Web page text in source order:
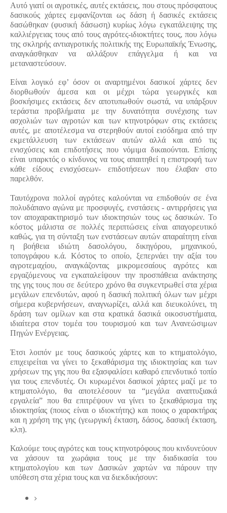
Αυτό γιατί οι αγροτικές, αυτές εκτάσεις, που στους πρόσφατους
δασικούς χάρτες εμφανίζονται ως δάση ή δασικές εκτάσεις
δασώθηκαν (φυσική δάσωση) κυρίως λόγω εγκατάλειψης της
καλλιέργειας τους από τους αγρότες-ιδιοκτήτες τους, που λόγω
της σκληρής αντιαγροτικής πολιτικής της Ευρωπαϊκής Ένωσης,
αναγκάσθηκαν να αλλάξουν επάγγελμα ή και να
μεταναστεύσουν.
Είναι λογικό εφ’ όσον οι αναρτημένοι δασικοί χάρτες δεν
διορθωθούν άμεσα και οι μέχρι τώρα γεωργικές και
βοσκήσιμες εκτάσεις δεν αποτυπωθούν σωστά, να υπάρξουν
τεράστια προβλήματα με την δυνατότητα συνέχισης των
ασχολιών των αγροτών και των κτηνοτρόφων στις εκτάσεις
αυτές, με αποτέλεσμα να στερηθούν αυτοί εισόδημα από την
εκμετάλλευση των εκτάσεων αυτών αλλά και από τις
ενισχύσεις και επιδοτήσεις που νόμιμα δικαιούνται. Επίσης
είναι υπαρκτός ο κίνδυνος να τους απαιτηθεί η επιστροφή των
κάθε είδους ενισχύσεων- επιδοτήσεων που έλαβαν στο
παρελθόν.
Ταυτόχρονα πολλοί αγρότες καλούνται να επιδοθούν σε ένα
πολυδάπανο αγώνα με προσφυγές, ενστάσεις - αντιρρήσεις για
τον αποχαρακτηρισμό των ιδιοκτησιών τους ως δασικών. Το
κόστος μάλιστα σε πολλές περιπτώσεις είναι απαγορευτικό
καθώς, για τη σύνταξη των ενστάσεων αυτών απαραίτητη είναι
η βοήθεια ιδιώτη δασολόγου, δικηγόρου, μηχανικού,
τοπογράφου κ.ά. Κόστος το οποίο, ξεπερνάει την αξία του
αγροτεμαχίου, αναγκάζοντας μικρομεσαίους αγρότες και
εργαζόμενους να εγκαταλείψουν την προσπάθεια ανάκτησης
της γης τους που σε δεύτερο χρόνο θα συγκεντρωθεί στα χέρια
μεγάλων επενδυτών, αφού η δασική πολιτική όλων των μέχρι
σήμερα κυβερνήσεων, αναγνωρίζει, αλλά και διευκολύνει, τη
δράση των ομίλων και στα κρατικά δασικά οικοσυστήματα,
ιδιαίτερα στον τομέα του τουρισμού και των Ανανεώσιμων
Πηγών Ενέργειας.
Έτσι λοιπόν με τους δασικούς χάρτες και το κτηματολόγιο,
επιχειρείται να γίνει το ξεκαθάρισμα της ιδιοκτησίας και των
χρήσεων της γης που θα εξασφαλίσει καθαρό επενδυτικό τοπίο
για τους επενδυτές. Οι κυρωμένοι δασικοί χάρτες μαζί με το
κτηματολόγιο, θα αποτελέσουν τα “μεγάλα αναπτυξιακά
εργαλεία” που θα επιτρέψουν να γίνει το ξεκαθάρισμα της
ιδιοκτησίας (ποιος είναι ο ιδιοκτήτης) και ποιος ο χαρακτήρας
και η χρήση της γης (γεωργική έκταση, δάσος, δασική έκταση,
κλπ).
Καλούμε τους αγρότες και τους κτηνοτρόφους που κινδυνεύουν
να χάσουν τα χωράφια τους με την διαδικασία του
κτηματολογίου και των Δασικών χαρτών να πάρουν την
υπόθεση στα χέρια τους και να διεκδικήσουν: